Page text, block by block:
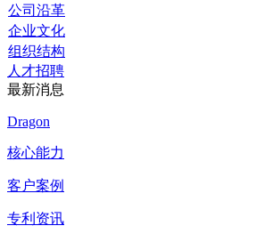
公司沿革
企业文化
组织结构
人才招聘
最新消息
Dragon
核心能力
客户案例
专利资讯